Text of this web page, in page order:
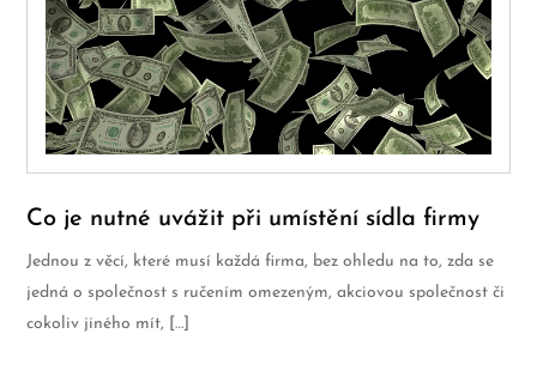
Co je nutné uvážit při umístění sídla firmy
Jednou z věcí, které musí každá firma, bez ohledu na to, zda se
jedná o společnost s ručením omezeným, akciovou společnost či
cokoliv jiného mít, […]